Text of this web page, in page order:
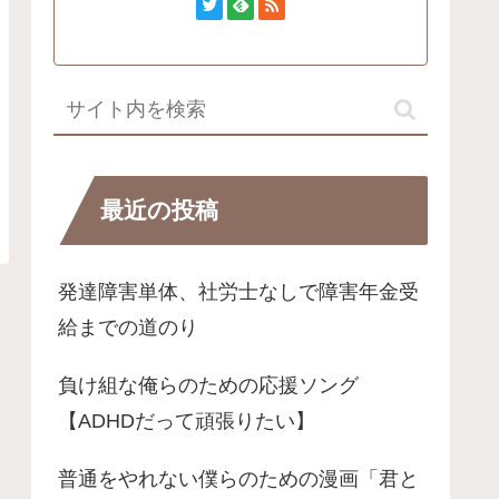
最近の投稿
発達障害単体、社労士なしで障害年金受
給までの道のり
負け組な俺らのための応援ソング
【ADHDだって頑張りたい】
普通をやれない僕らのための漫画「君と